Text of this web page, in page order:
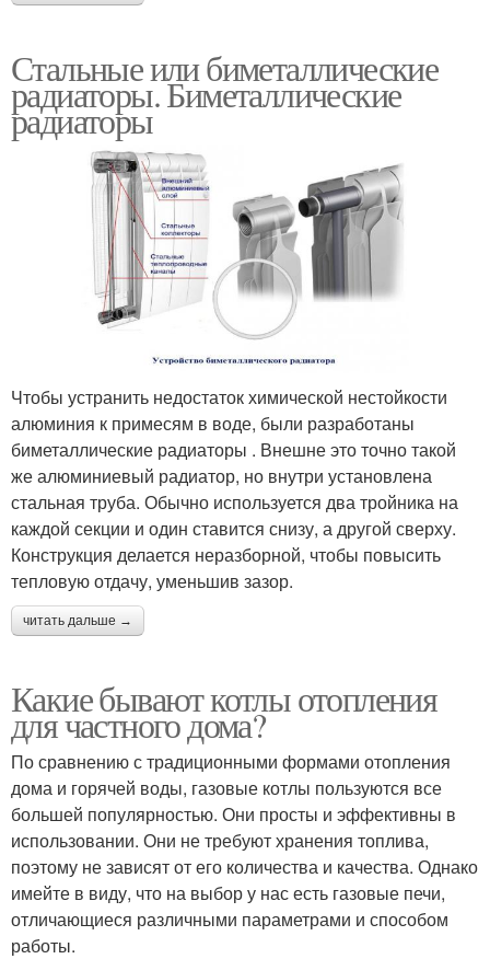
Стальные или биметаллические
радиаторы. Биметаллические
радиаторы
Чтобы устранить недостаток химической нестойкости
алюминия к примесям в воде, были разработаны
биметаллические радиаторы . Внешне это точно такой
же алюминиевый радиатор, но внутри установлена
стальная труба. Обычно используется два тройника на
каждой секции и один ставится снизу, а другой сверху.
Конструкция делается неразборной, чтобы повысить
тепловую отдачу, уменьшив зазор.
читать дальше →
Какие бывают котлы отопления
для частного дома?
По сравнению с традиционными формами отопления
дома и горячей воды, газовые котлы пользуются все
большей популярностью. Они просты и эффективны в
использовании. Они не требуют хранения топлива,
поэтому не зависят от его количества и качества. Однако
имейте в виду, что на выбор у нас есть газовые печи,
отличающиеся различными параметрами и способом
работы.